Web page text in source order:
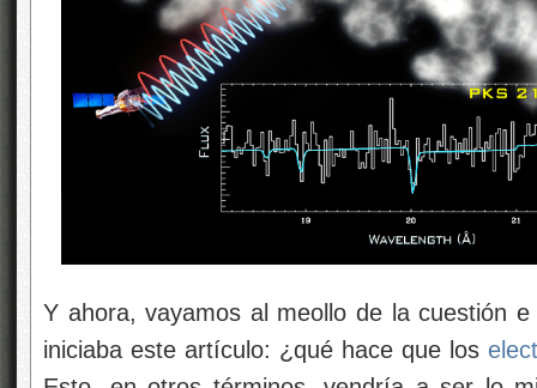
Y ahora, vayamos al meollo de la cuestión
iniciaba este artículo: ¿qué hace que los